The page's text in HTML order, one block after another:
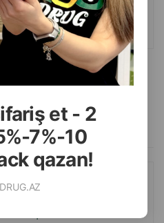
et - 2
7%-10
qazan!
ДЛЯ КОТЯТ